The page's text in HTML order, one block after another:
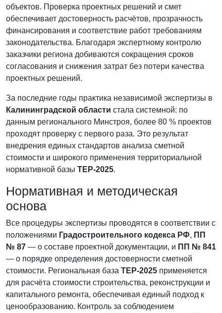
объектов. Проверка проектных решений и смет
обеспечивает достоверность расчётов, прозрачность
финансирования и соответствие работ требованиям
законодательства. Благодаря экспертному контролю
заказчики региона добиваются сокращения сроков
согласования и снижения затрат без потери качества
проектных решений.
За последние годы практика независимой экспертизы в
Калининградской области стала системной: по
данным регионального Минстроя, более 80 % проектов
проходят проверку с первого раза. Это результат
внедрения единых стандартов анализа сметной
стоимости и широкого применения территориальной
нормативной базы ТЕР-2025.
Нормативная и методическая
основа
Все процедуры экспертизы проводятся в соответствии с
положениями Градостроительного кодекса РФ, ПП
№ 87 — о составе проектной документации, и ПП № 841
— о порядке определения достоверности сметной
стоимости. Региональная база ТЕР-2025 применяется
для расчёта стоимости строительства, реконструкции и
капитального ремонта, обеспечивая единый подход к
ценообразованию. Контроль за соблюдением